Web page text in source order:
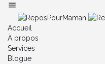
Accueil
À propos
Services
Blogue